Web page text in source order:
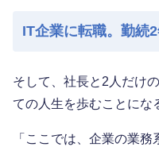
IT企業に転職。勤
そして、社長と2人だけ
ての人生を歩むことにな
「ここでは、企業の業